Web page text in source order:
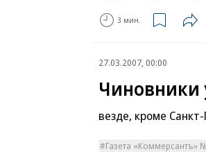
3 мин.
27.03.2007, 00:00
Чиновники
везде, кроме
Газета «Коммерсантъ»